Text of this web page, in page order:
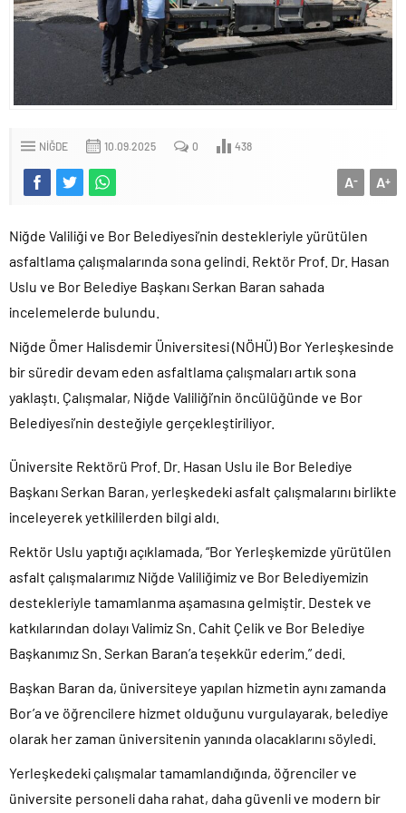
NIĞDE 10.09.2025 0 438
A+
A-
Niğde Valiliği ve Bor Belediyesi’nin destekleriyle yürütülen
asfaltlama çalışmalarında sona gelindi. Rektör Prof. Dr. Hasan
Uslu ve Bor Belediye Başkanı Serkan Baran sahada
incelemelerde bulundu.
Niğde Ömer Halisdemir Üniversitesi (NÖHÜ) Bor Yerleşkesinde
bir süredir devam eden asfaltlama çalışmaları artık sona
yaklaştı. Çalışmalar, Niğde Valiliği’nin öncülüğünde ve Bor
Belediyesi’nin desteğiyle gerçekleştiriliyor.
Üniversite Rektörü Prof. Dr. Hasan Uslu ile Bor Belediye
Başkanı Serkan Baran, yerleşkedeki asfalt çalışmalarını birlikte
inceleyerek yetkililerden bilgi aldı.
Rektör Uslu yaptığı açıklamada, “Bor Yerleşkemizde yürütülen
asfalt çalışmalarımız Niğde Valiliğimiz ve Bor Belediyemizin
destekleriyle tamamlanma aşamasına gelmiştir. Destek ve
katkılarından dolayı Valimiz Sn. Cahit Çelik ve Bor Belediye
Başkanımız Sn. Serkan Baran’a teşekkür ederim.” dedi.
Başkan Baran da, üniversiteye yapılan hizmetin aynı zamanda
Bor’a ve öğrencilere hizmet olduğunu vurgulayarak, belediye
olarak her zaman üniversitenin yanında olacaklarını söyledi.
Yerleşkedeki çalışmalar tamamlandığında, öğrenciler ve
üniversite personeli daha rahat, daha güvenli ve modern bir